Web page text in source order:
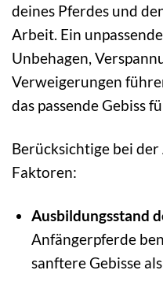
deines Pferdes und
Arbeit. Ein
Unbehagen,
Verweigerungen
das passende Gebiss
Berücksichtige bei
Faktoren:
Ausbildungsstand
Anfängerpferde
sanftere Gebisse